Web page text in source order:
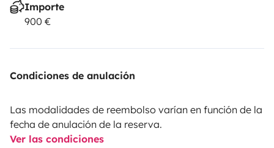
Importe
900 €
Condiciones de anulación
Las modalidades de reembolso varían en función de la
fecha de anulación de la reserva.
Ver las condiciones